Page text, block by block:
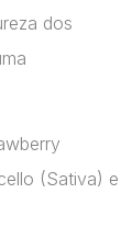
dos
(Sativa) e